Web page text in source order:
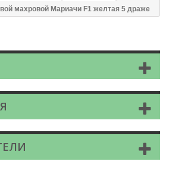
махровой Мариачи F1 желтая 5 драже